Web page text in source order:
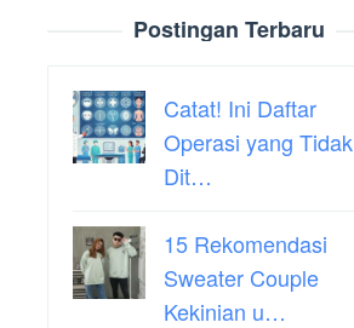
Postingan Terbaru
Catat! Ini Daftar
Operasi yang Tidak
Dit…
15 Rekomendasi
Sweater Couple
Kekinian u…